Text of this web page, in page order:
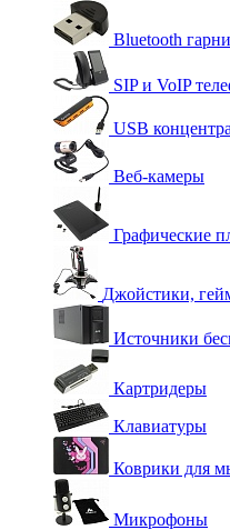
Bluetooth
SIP и VoIP
USB
Веб-камеры
Графические
Джойстики,
Источники
Картридеры
Клавиатуры
Коврики для
Микрофоны